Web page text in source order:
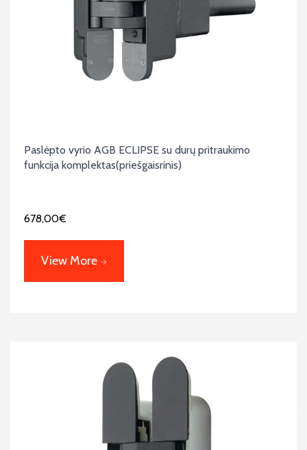
Paslėpto vyrio AGB ECLIPSE su durų pritraukimo
funkcija komplektas(priešgaisrinis)
678,00€
View More